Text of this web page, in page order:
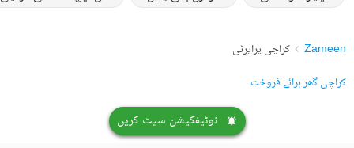
Zameen
کراچی پراپرٹی
کراچی گھر برائے فروخت
نوٹیفکیشن سیٹ کریں